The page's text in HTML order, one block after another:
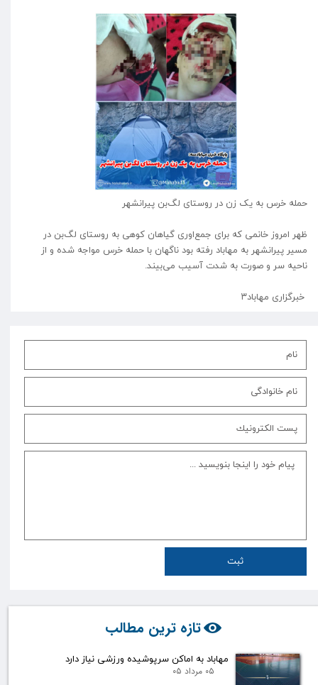
حملە خرس بە یک زن در روستای لگ‌بن پیرانشهر
ظهر امروز خانمی که برای جمع‌اوری گیاهان کوهی به روستای لگ‌بن در
مسیر پیرانشهر به مهاباد رفته بود ناگهان با حمله خرس مواجه شده و از
ناحیه سر و صورت به شدت آسیب می‌بیند‌.
خبرگزاری مهاباد۳
تازه ترین مطالب
مهاباد به اماکن سرپوشیده ورزشی نیاز دارد
۰۵ مرداد ۰۵
ثبت